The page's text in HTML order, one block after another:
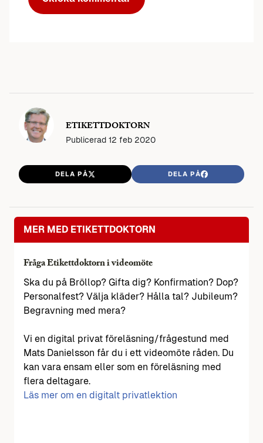
ETIKETTDOKTORN
Publicerad 12 feb 2020
DELA PÅ DELA PÅ
MER MED ETIKETTDOKTORN
Fråga Etikettdoktorn i videomöte
Ska du på Bröllop? Gifta dig? Konfirmation? Dop?
Personalfest? Välja kläder? Hålla tal? Jubileum?
Begravning med mera?
Vi en digital privat föreläsning/frågestund med
Mats Danielsson får du i ett videomöte råden. Du
kan vara ensam eller som en föreläsning med
flera deltagare.
Läs mer om en digitalt privatlektion